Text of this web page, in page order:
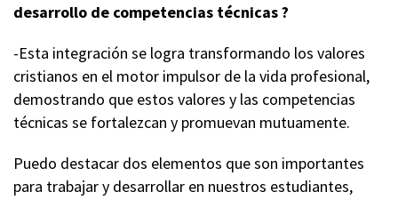
desarrollo de competencias técnicas ?
-Esta integración se logra transformando los valores
cristianos en el motor impulsor de la vida profesional,
demostrando que estos valores y las competencias
técnicas se fortalezcan y promuevan mutuamente.
Puedo destacar dos elementos que son importantes
para trabajar y desarrollar en nuestros estudiantes,